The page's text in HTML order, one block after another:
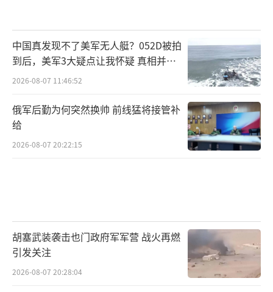
中国真发现不了美军无人艇？052D被拍
到后，美军3大疑点让我怀疑 真相并非
如此
2026-08-07 11:46:52
俄军后勤为何突然换帅 前线猛将接管补
给
2026-08-07 20:22:15
胡塞武装袭击也门政府军军营 战火再燃
引发关注
2026-08-07 20:28:04